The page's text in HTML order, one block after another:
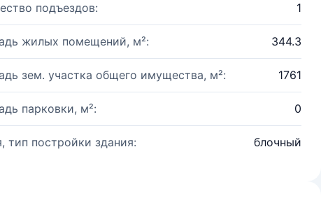
подъездов: 1
жилых помещений, м²: 344.3
зем. участка общего имущества, м²: 1761
парковки, м²: 0
тип постройки здания: блочный